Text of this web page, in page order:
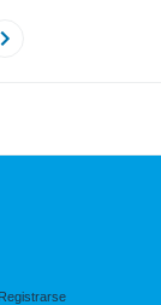
Registrarse